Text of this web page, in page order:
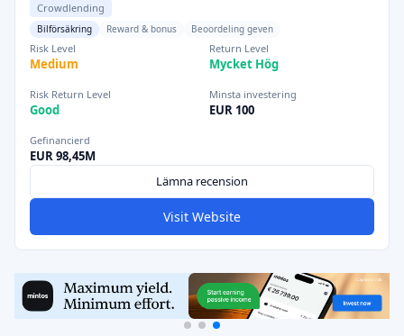
Crowdlending
Bilförsäkring Reward & bonus Beoordeling geven
Risk Level
Medium
Return Level
Mycket Hög
Risk Return Level
Good
Minsta investering
EUR 100
Gefinancierd
EUR 98,45M
Lämna recension
Visit Website